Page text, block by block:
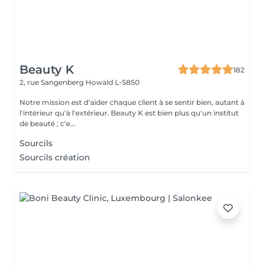
Beauty K
182
2, rue Sangenberg Howald L-5850
Notre mission est d'aider chaque client à se sentir bien, autant à
l'intérieur qu'à l'extérieur. Beauty K est bien plus qu'un institut
de beauté ; c'e...
Sourcils
Sourcils création